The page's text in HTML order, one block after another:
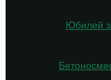
Юбилей